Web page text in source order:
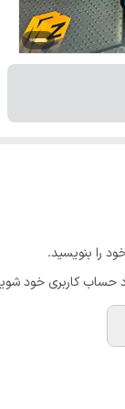
را بنویسید.
حساب کاربری خود